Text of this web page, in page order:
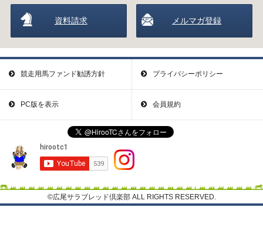
資料請求 メルマガ登録
競走用馬ファンド勧誘方針 プライバシーポリシー
PC版を表示 会員規約
©広尾サラブレッド倶楽部 ALL RIGHTS RESERVED.